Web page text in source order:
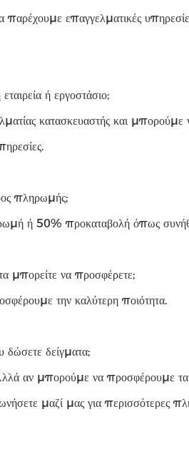
επαγγελματικές
ή εργοστάσιο;
κατασκευαστής και μπορούμε
πληρωμής;
ή 50% προκαταβολή όπως
μπορείτε να προσφέρετε;
την καλύτερη ποιότητα.
δείγματα;
αν μπορούμε να προσφέρουμε τα
μαζί μας για περισσότερες